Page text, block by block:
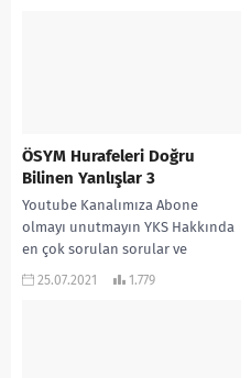
ÖSYM Hurafeleri Doğru
Bilinen Yanlışlar 3
Youtube Kanalımıza Abone
olmayı unutmayın YKS Hakkında
en çok sorulan sorular ve
cevapları ! ”
25.07.2021 1.779